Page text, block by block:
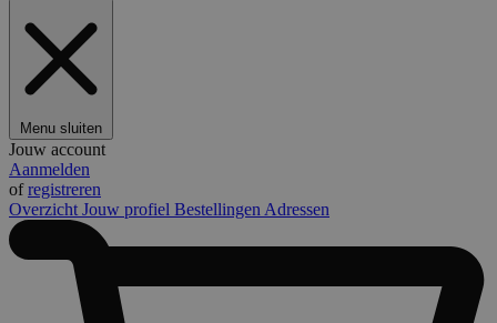
Menu sluiten
Jouw account
Aanmelden
ofregistreren
Overzicht Jouw profiel Bestellingen Adressen